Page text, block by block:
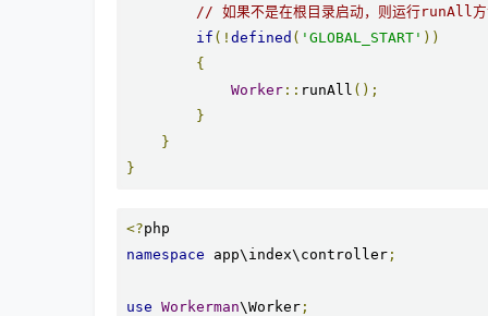
// 如果不是在根目录启动，则运行runAll方
if (! defined ( 'GLOBAL_START' ))
{
Worker :: runAll ();
}
}
}
<?
namespace app\index\controller ;
use Workerman\Worker ;